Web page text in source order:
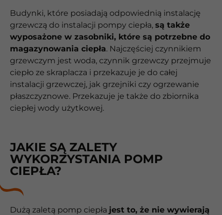
Budynki, które posiadają odpowiednią instalację
grzewczą do instalacji pompy ciepła, są także
wyposażone w zasobniki, które są potrzebne do
magazynowania ciepła. Najczęściej czynnikiem
grzewczym jest woda, czynnik grzewczy przejmuje
ciepło ze skraplacza i przekazuje je do całej
instalacji grzewczej, jak grzejniki czy ogrzewanie
płaszczyznowe. Przekazuje je także do zbiornika
ciepłej wody użytkowej.
JAKIE SĄ ZALETY
WYKORZYSTANIA POMP
CIEPŁA?
Dużą zaletą pomp ciepła jest to, że nie wywierają